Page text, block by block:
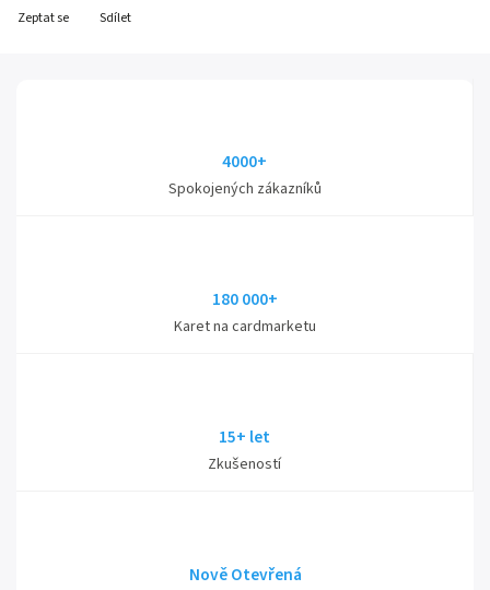
Zeptat se Sdílet
4000+
Spokojených zákazníků
180 000+
Karet na cardmarketu
15+ let
Zkušeností
Nově Otevřená